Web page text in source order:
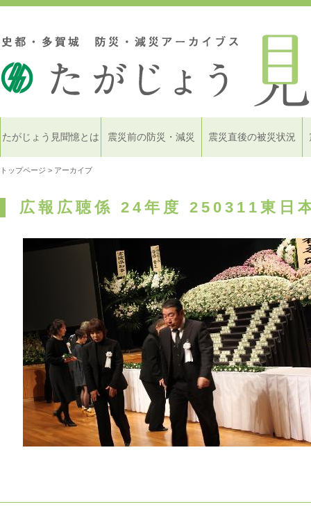
たがじょう見聞憶とは 震災前の防災・減災 震災直後の被災状況
トップページ > アーカイブ
広報広聴係 24年度 250311東日